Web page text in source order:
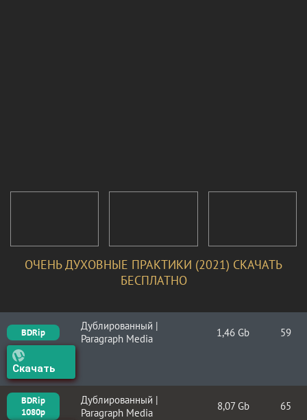
ОЧЕНЬ ДУХОВНЫЕ ПРАКТИКИ (2021) СКАЧАТЬ
БЕСПЛАТНО
BDRip
Дублированный |
Paragraph Media
1,46 Gb 59
Скачать
BDRip
1080p
Дублированный |
Paragraph Media
8,07 Gb 65